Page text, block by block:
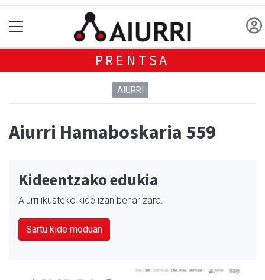
PRENTSA
AIURRI
Aiurri Hamaboskaria 559
Kideentzako edukia
Aiurri ikusteko kide izan behar zara.
Sartu kide moduan